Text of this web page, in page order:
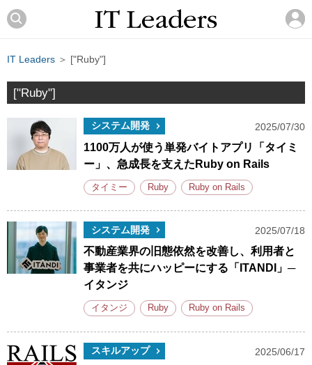
IT Leaders ＞ ["Ruby"]
["Ruby"]
システム開発 2025/07/30
1100万人が使う単発バイトアプリ「タイミ
ー」、急成長を支えたRuby on Rails
タイミー Ruby Ruby on Rails
システム開発 2025/07/18
不動産業界の旧態依然を改善し、利用者と
事業者を共にハッピーにする「ITANDI」─
イタンジ
イタンジ Ruby Ruby on Rails
スキルアップ 2025/06/17